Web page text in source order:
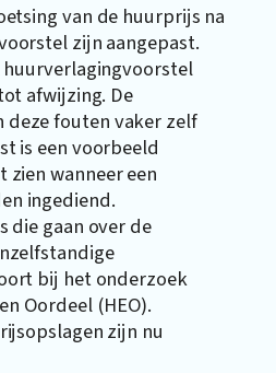
van de huurprijs na
zijn aangepast.
afwijzing. De
deze fouten vaker zelf
is een voorbeeld
wanneer een
ingediend.
die gaan over de
bij het onderzoek
Oordeel (HEO).
zijn nu